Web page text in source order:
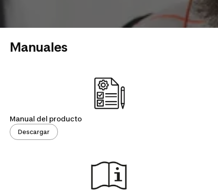
Manuales
Manual del producto
Descargar